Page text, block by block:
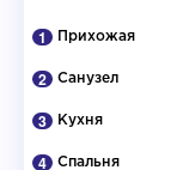
Прихожая
Санузел
Кухня
Спальня